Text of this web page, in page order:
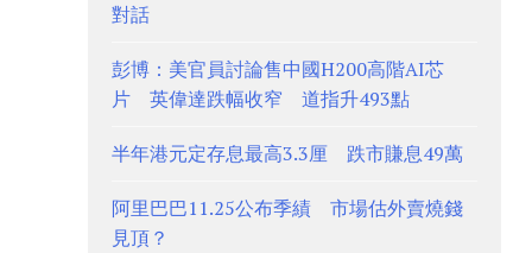
對話
彭博：美官員討論售中國H200高階AI芯
片 英偉達跌幅收窄 道指升493點
半年港元定存息最高3.3厘 跌市賺息49萬
阿里巴巴11.25公布季績 市場估外賣燒錢
見頂？